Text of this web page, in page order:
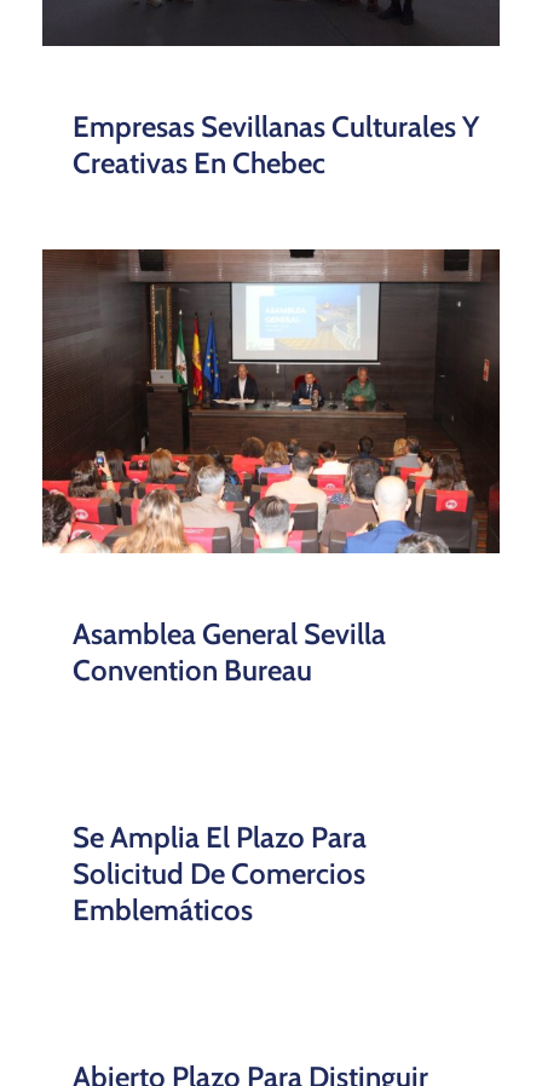
Empresas Sevillanas Culturales Y
Creativas En Chebec
Asamblea General Sevilla
Convention Bureau
Se Amplia El Plazo Para
Solicitud De Comercios
Emblemáticos
Abierto Plazo Para Distinguir